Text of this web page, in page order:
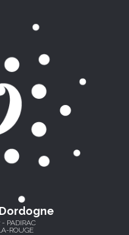
PADIRAC
ROUGE